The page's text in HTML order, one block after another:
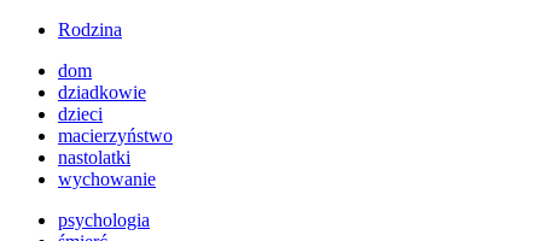
Rodzina
dom
dziadkowie
dzieci
macierzyństwo
nastolatki
wychowanie
psychologia